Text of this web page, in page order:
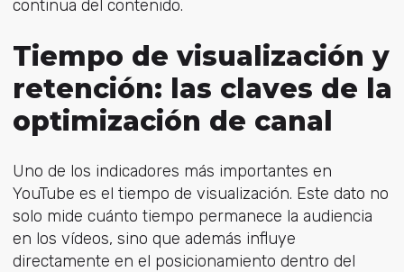
continua del contenido.
Tiempo de visualización y
retención: las claves de la
optimización de canal
Uno de los indicadores más importantes en
YouTube es el tiempo de visualización. Este dato no
solo mide cuánto tiempo permanece la audiencia
en los vídeos, sino que además influye
directamente en el posicionamiento dentro del